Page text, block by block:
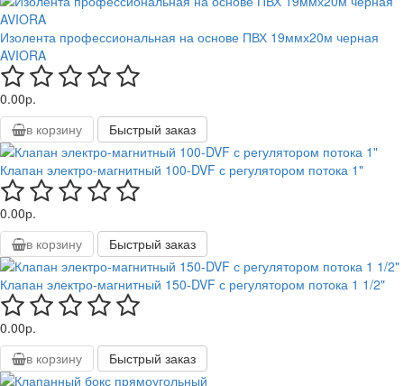
Изолента профессиональная на основе ПВХ 19ммх20м черная
AVIORA
0.00р.
в корзину
Быстрый заказ
Клапан электро-магнитный 100-DVF с регулятором потока 1"
0.00р.
в корзину
Быстрый заказ
Клапан электро-магнитный 150-DVF с регулятором потока 1 1/2"
0.00р.
в корзину
Быстрый заказ